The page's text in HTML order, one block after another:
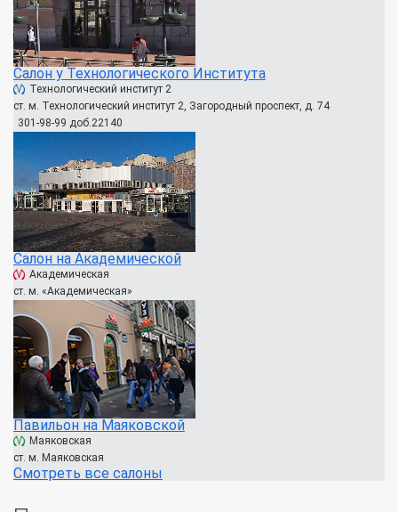
Салон у Технологического Института
Технологический институт 2
ст. м. Технологический институт 2, Загородный проспект, д. 74
301-98-99 доб.22140
Салон на Академической
Академическая
ст. м. «Академическая»
Павильон на Маяковской
Маяковская
ст. м. Маяковская
Смотреть все салоны